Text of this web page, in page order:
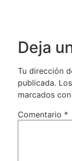
Deja
Tu dirección
publicada.
marcados con
Comentario *